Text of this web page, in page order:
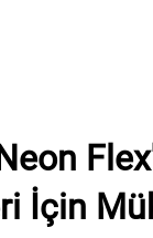
İçin